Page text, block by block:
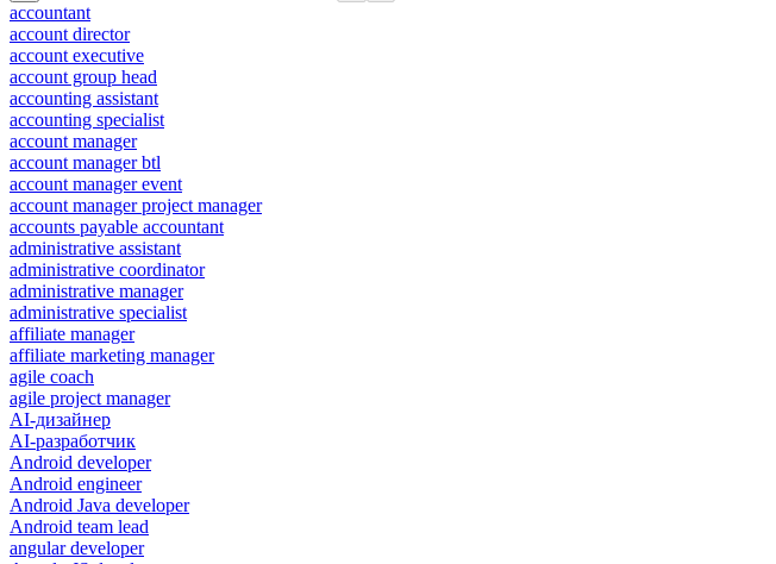
accountant
account director
account executive
account group head
accounting assistant
accounting specialist
account manager
account manager btl
account manager event
account manager project manager
accounts payable accountant
administrative assistant
administrative coordinator
administrative manager
administrative specialist
affiliate manager
affiliate marketing manager
agile coach
agile project manager
AI-дизайнер
AI-разработчик
Android developer
Android engineer
Android Java developer
Android team lead
angular developer